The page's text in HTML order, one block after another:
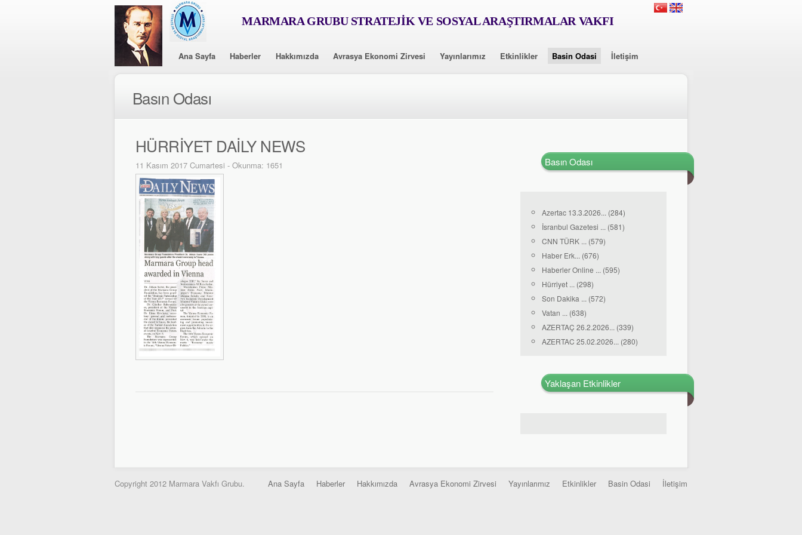
MARMARA GRUBU STRATEJİK VE SOSYAL ARAŞTIRMALAR VAKFI
Ana Sayfa Haberler Hakkımızda Avrasya Ekonomi Zirvesi Yayınlarımız Etkinlikler Basin Odasi İletişim
Basın Odası
HÜRRİYET DAİLY NEWS
11 Kasım 2017 Cumartesi - Okunma: 1651 Basın Odası
Azertac 13.3.2026... (284)
İsranbul Gazetesi ... (581)
CNN TÜRK ... (579)
Haber Erk... (676)
Haberler Online ... (595)
Hürriyet ... (298)
Son Dakika ... (572)
Vatan ... (638)
AZERTAÇ 26.2.2026... (339)
AZERTAC 25.02.2026... (280)
Yaklaşan Etkinlikler
Copyright 2012 Marmara Vakfı Grubu. Ana Sayfa Haberler Hakkımızda Avrasya Ekonomi Zirvesi Yayınlarımız Etkinlikler Basin Odasi İletişim